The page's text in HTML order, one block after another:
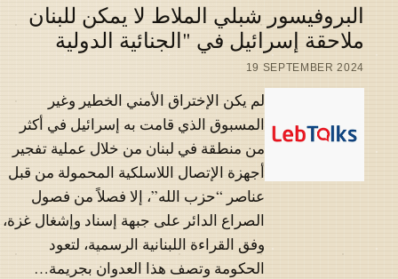
البروفيسور شبلي الملاط لا يمكن للبنان
ملاحقة إسرائيل في "الجنائية الدولية
19 SEPTEMBER 2024
لم يكن الإختراق الأمني الخطير وغير
المسبوق الذي قامت به إسرائيل في أكثر
من منطقة في لبنان من خلال عملية تفجير
أجهزة الإتصال اللاسلكية المحمولة من قبل
عناصر “حزب الله”، إلا فصلاً من فصول
الصراع الدائر على جبهة إسناد وإشغال غزة،
وفق القراءة اللبنانية الرسمية، لتعود
الحكومة وتصف هذا العدوان بجريمة…